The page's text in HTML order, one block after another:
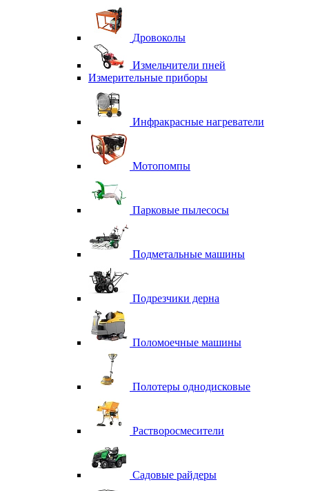
Дровоколы
Измельчители пней
Измерительные приборы
Инфракрасные нагреватели
Мотопомпы
Парковые пылесосы
Подметальные машины
Подрезчики дерна
Поломоечные машины
Полотеры однодисковые
Растворосмесители
Садовые райдеры